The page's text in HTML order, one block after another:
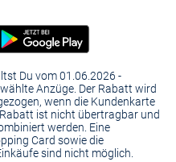
Du vom 01.06.2026 -
Anzüge. Der Rabatt wird
wenn die Kundenkarte
ist nicht übertragbar und
werden. Eine
Card sowie die
sind nicht möglich.